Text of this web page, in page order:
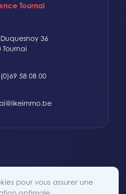
Tournai
36
Tournai
58 08 00
Conditions générales
pour vous assurer une